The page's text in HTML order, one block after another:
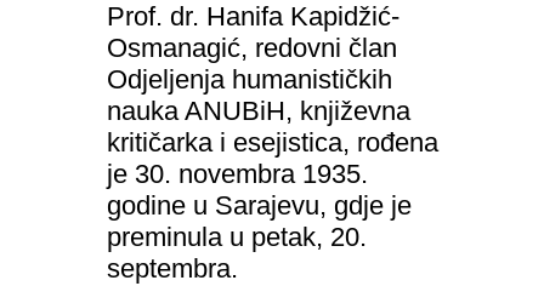
Prof. dr. Hanifa Kapidžić-
Osmanagić, redovni član
Odjeljenja humanističkih
nauka ANUBiH, književna
kritičarka i esejistica, rođena
je 30. novembra 1935.
godine u Sarajevu, gdje je
preminula u petak, 20.
septembra.